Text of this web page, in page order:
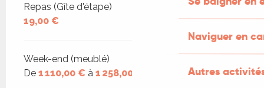
Naviguer en
Autres
Repas (Gîte d'étape)
19,00 €
Week-end (meublé)
De 1 110,00 € à 1 258,00 €